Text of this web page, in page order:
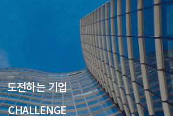
도전하는 기업
CHALLENGE